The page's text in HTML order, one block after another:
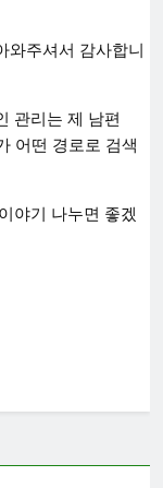
와주셔서 감사합니
관리는 제 남편
어떤 경로로 검색
야기 나누면 좋겠